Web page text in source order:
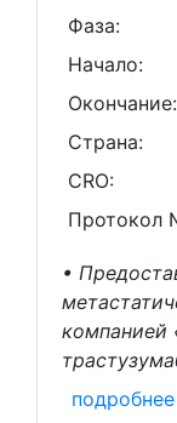
Фаза:
Начало:
Окончание:
Страна:
CRO:
Протокол
•
компанией
подробнее